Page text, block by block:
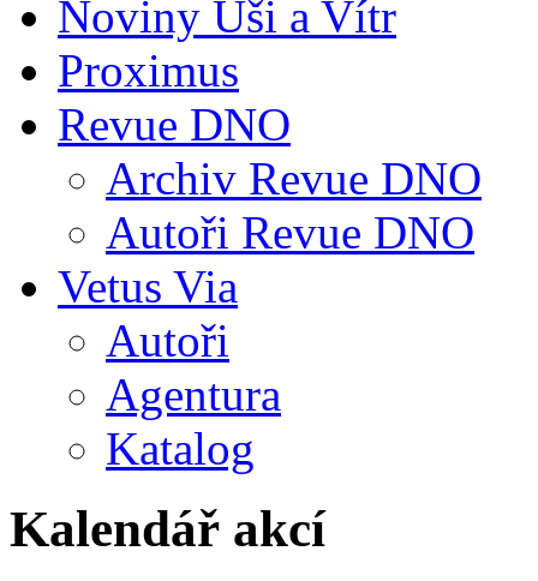
Noviny Uši a Vítr
Proximus
Revue DNO
Archiv Revue DNO
Autoři Revue DNO
Vetus Via
Autoři
Agentura
Katalog
Kalendář akcí